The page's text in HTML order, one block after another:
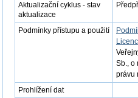
Aktualizační cyklus - stav
aktualizace
Podmínky přístupu a použití
Sb., o
právu
Prohlížení dat